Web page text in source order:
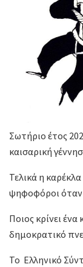
Σωτήριο έτος
καισαρική
Τελικά η
ψηφοφόροι όταν
Ποιος κρίνει
δημοκρατικό
Το Ελληνικό